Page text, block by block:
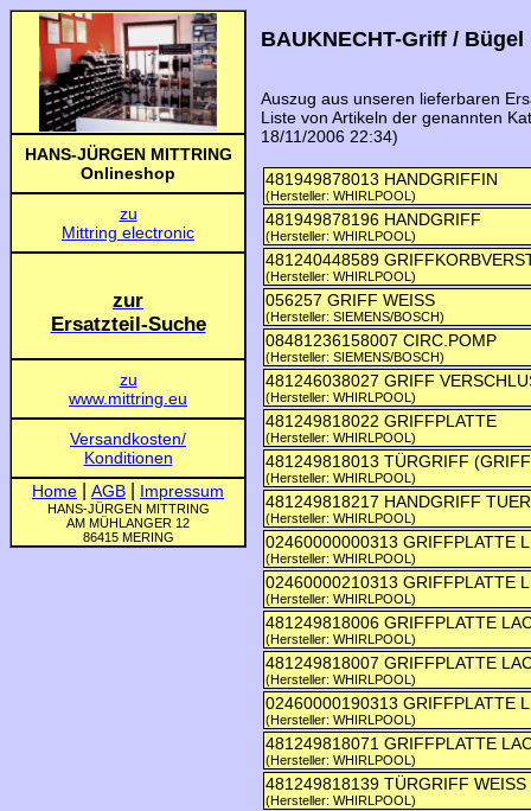
BAUKNECHT-Griff / Bügel
Auszug aus unseren lieferbaren
Liste von Artikeln der genannten
18/11/2006 22:34)
481949878013 HANDGRIFFIN
(Hersteller: WHIRLPOOL)
481949878196 HANDGRIFF
(Hersteller: WHIRLPOOL)
481240448589
(Hersteller: WHIRLPOOL)
056257 GRIFF WEISS
(Hersteller: SIEMENS/BOSCH)
08481236158007 CIRC.POMP
(Hersteller: SIEMENS/BOSCH)
481246038027 GRIFF
(Hersteller: WHIRLPOOL)
481249818022 GRIFFPLATTE
(Hersteller: WHIRLPOOL)
481249818013 TÜRGRIFF
(Hersteller: WHIRLPOOL)
481249818217 HANDGRIFF
(Hersteller: WHIRLPOOL)
02460000000313 GRIFFPLATTE L
(Hersteller: WHIRLPOOL)
02460000210313 GRIFFPLATTE L
(Hersteller: WHIRLPOOL)
481249818006 GRIFFPLATTE
(Hersteller: WHIRLPOOL)
481249818007 GRIFFPLATTE
(Hersteller: WHIRLPOOL)
02460000190313 GRIFFPLATTE L
(Hersteller: WHIRLPOOL)
481249818071 GRIFFPLATTE
(Hersteller: WHIRLPOOL)
481249818139 TÜRGRIFF WEISS
(Hersteller: WHIRLPOOL)